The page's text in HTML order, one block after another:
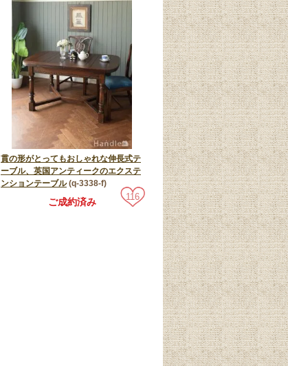
貫の形がとってもおしゃれな伸長式テ
ーブル、英国アンティークのエクステ
ンションテーブル (q-3338-f)
ご成約済み 116